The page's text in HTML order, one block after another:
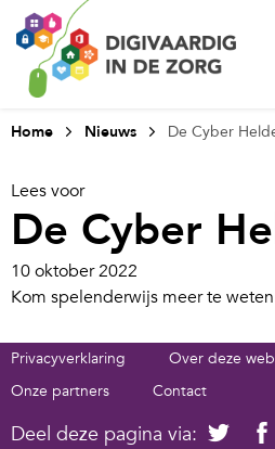
Home Nieuws De Cyber
Lees voor
De Cyber
10 oktober 2022
Kom spelenderwijs meer te
Privacyverklaring
Over deze
Onze partners
Contact
Deel deze pagina via: